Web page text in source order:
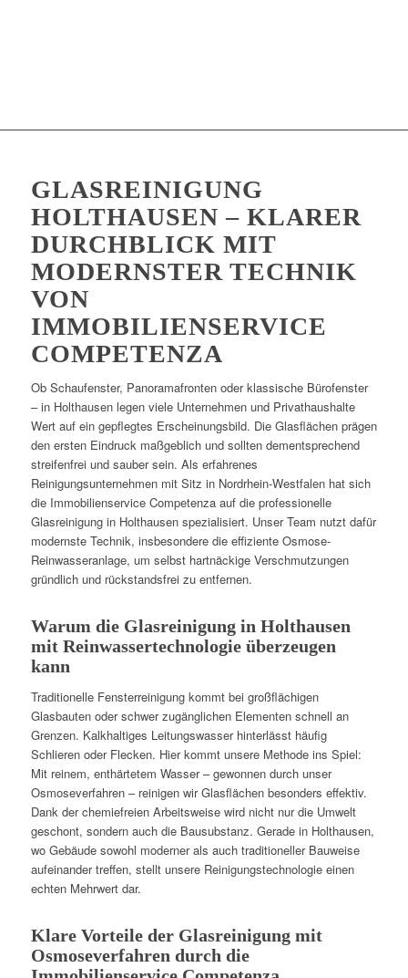
GLASREINIGUNG
HOLTHAUSEN – KLARER
DURCHBLICK MIT
MODERNSTER TECHNIK
VON
IMMOBILIENSERVICE
COMPETENZA
Ob Schaufenster, Panoramafronten oder klassische Bürofenster
– in Holthausen legen viele Unternehmen und Privathaushalte
Wert auf ein gepflegtes Erscheinungsbild. Die Glasflächen prägen
den ersten Eindruck maßgeblich und sollten dementsprechend
streifenfrei und sauber sein. Als erfahrenes
Reinigungsunternehmen mit Sitz in Nordrhein-Westfalen hat sich
die Immobilienservice Competenza auf die professionelle
Glasreinigung in Holthausen spezialisiert. Unser Team nutzt dafür
modernste Technik, insbesondere die effiziente Osmose-
Reinwasseranlage, um selbst hartnäckige Verschmutzungen
gründlich und rückstandsfrei zu entfernen.
Warum die Glasreinigung in Holthausen
mit Reinwassertechnologie überzeugen
kann
Traditionelle Fensterreinigung kommt bei großflächigen
Glasbauten oder schwer zugänglichen Elementen schnell an
Grenzen. Kalkhaltiges Leitungswasser hinterlässt häufig
Schlieren oder Flecken. Hier kommt unsere Methode ins Spiel:
Mit reinem, enthärtetem Wasser – gewonnen durch unser
Osmoseverfahren – reinigen wir Glasflächen besonders effektiv.
Dank der chemiefreien Arbeitsweise wird nicht nur die Umwelt
geschont, sondern auch die Bausubstanz. Gerade in Holthausen,
wo Gebäude sowohl moderner als auch traditioneller Bauweise
aufeinander treffen, stellt unsere Reinigungstechnologie einen
echten Mehrwert dar.
Klare Vorteile der Glasreinigung mit
Osmoseverfahren durch die